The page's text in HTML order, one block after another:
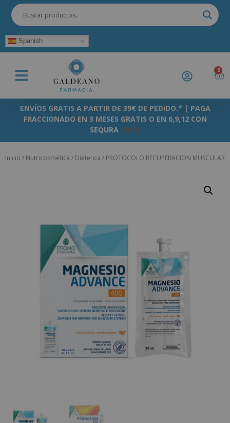
Spanish
0
ENVÍOS GRATIS A PARTIR DE 39€ DE PEDIDO.* | PAGA
FRACCIONADO EN 3 MESES GRATIS O EN 6,9,12 CON
SEQURA +info
Inicio / Nutricosmética / Dietetica / PROTOCOLO RECUPERACION MUSCULAR